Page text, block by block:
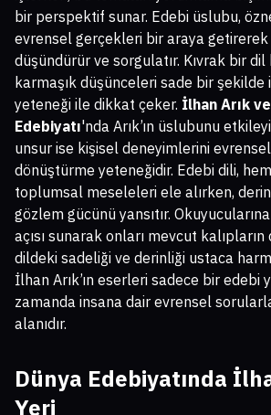
bir perspektif sunar. Edebi üslubu,
evrensel gerçekleri bir araya getirerek
düşündürür ve sorgulatır. Kıvrak bir
karmaşık düşünceleri sade bir şekilde
yeteneği ile dikkat çeker. İlhan Arık
Edebiyatı'nda Arık’ın üslubunu
unsur ise kişisel deneyimlerini
dönüştürme yeteneğidir. Edebi dili,
toplumsal meseleleri ele alırken,
gözlem gücünü yansıtır.
açısı sunarak onları mevcut kalıpların
dildeki sadeliği ve derinliği ustaca
İlhan Arık’ın eserleri sadece bir edebi
zamanda insana dair evrensel
alanıdır.
Dünya Edebiyatında
Yeri